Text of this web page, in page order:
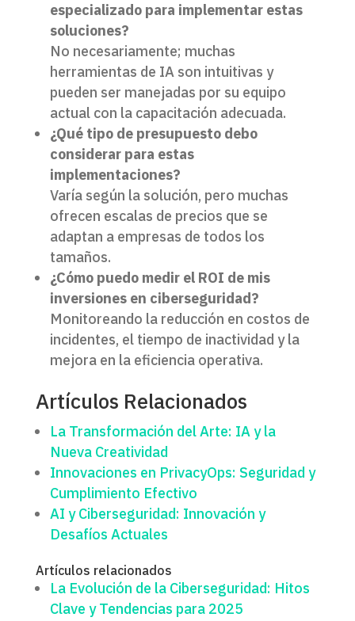
especializado para implementar estas
soluciones?
No necesariamente; muchas
herramientas de IA son intuitivas y
pueden ser manejadas por su equipo
actual con la capacitación adecuada.
¿Qué tipo de presupuesto debo
considerar para estas
implementaciones?
Varía según la solución, pero muchas
ofrecen escalas de precios que se
adaptan a empresas de todos los
tamaños.
¿Cómo puedo medir el ROI de mis
inversiones en ciberseguridad?
Monitoreando la reducción en costos de
incidentes, el tiempo de inactividad y la
mejora en la eficiencia operativa.
Artículos Relacionados
La Transformación del Arte: IA y la
Nueva Creatividad
Innovaciones en PrivacyOps: Seguridad y
Cumplimiento Efectivo
AI y Ciberseguridad: Innovación y
Desafíos Actuales
Artículos relacionados
La Evolución de la Ciberseguridad: Hitos
Clave y Tendencias para 2025